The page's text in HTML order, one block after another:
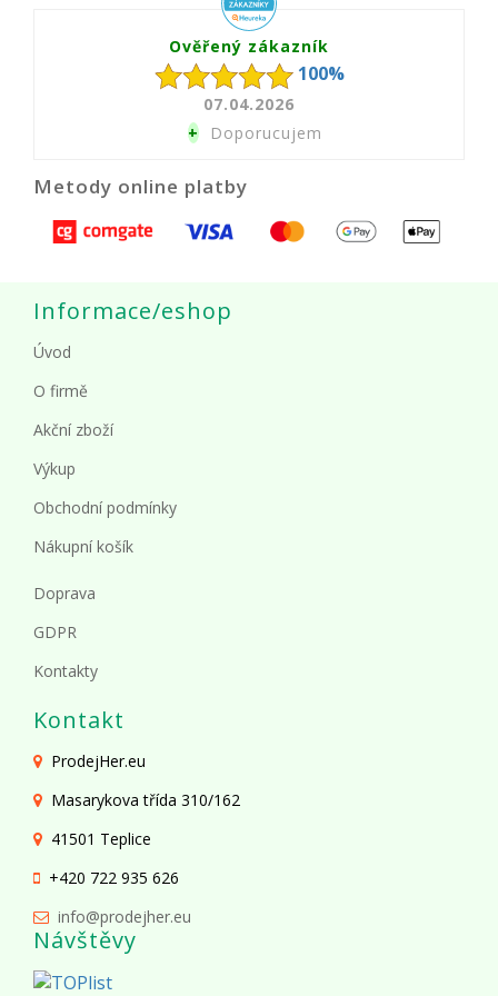
Ověřený zákazník
100%
07.04.2026
+Doporucujem
Metody online platby
Informace/eshop
Úvod
O firmě
Akční zboží
Výkup
Obchodní podmínky
Nákupní košík
Doprava
GDPR
Kontakty
Kontakt
ProdejHer.eu
Masarykova třída 310/162
41501 Teplice
+420 722 935 626
info@prodejher.eu
Návštěvy